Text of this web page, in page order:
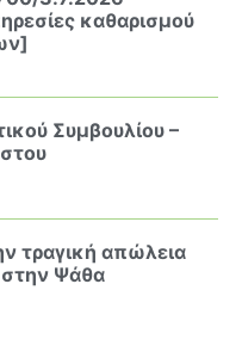
καθαρισμού
Συμβουλίου –
τραγική απώλεια
Ψάθα